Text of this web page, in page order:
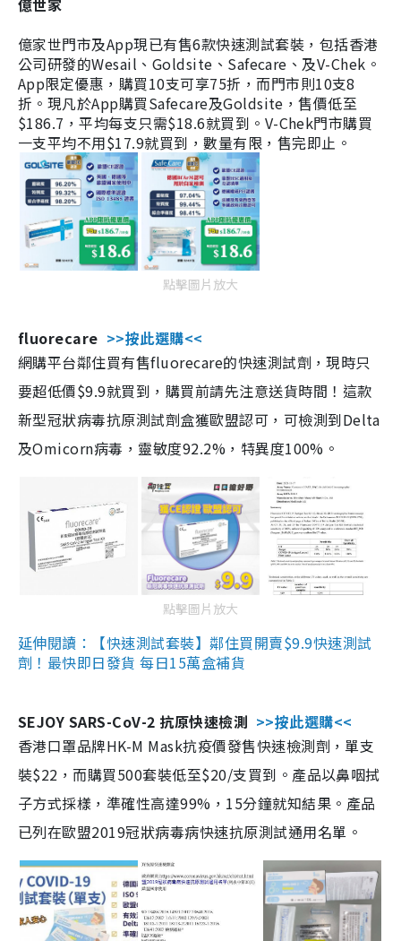
億世家
億家世門市及App現已有售6款快速測試套裝，包括香港
公司研發的Wesail、Goldsite、Safecare、及V-Chek。
App限定優惠，購買10支可享75折，而門市則10支8
折。現凡於App購買Safecare及Goldsite，售價低至
$186.7，平均每支只需$18.6就買到。V-Chek門市購買
一支平均不用$17.9就買到，數量有限，售完即止。
點擊圖片放大
fluorecare >>按此選購<<
網購平台鄰住買有售fluorecare的快速測試劑，現時只
要超低價$9.9就買到，購買前請先注意送貨時間！這款
新型冠狀病毒抗原測試劑盒獲歐盟認可，可檢測到Delta
及Omicorn病毒，靈敏度92.2%，特異度100%。
點擊圖片放大
延伸閱讀：【快速測試套裝】鄰住買開賣$9.9快速測試
劑！最快即日發貨 每日15萬盒補貨
SEJOY SARS-CoV-2 抗原快速檢測 >>按此選購<<
香港口罩品牌HK-M Mask抗疫價發售快速檢測劑，單支
裝$22，而購買500套裝低至$20/支買到。產品以鼻咽拭
子方式採樣，準確性高達99%，15分鐘就知結果。產品
已列在歐盟2019冠狀病毒病快速抗原測試通用名單。